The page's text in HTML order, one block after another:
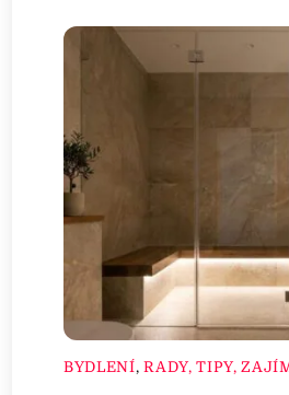
BYDLENÍ,RADY, TIPY,